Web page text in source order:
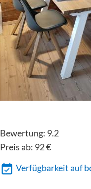
Bewertung: 9.2
Preis ab: 92€
Verfügbarkeit auf